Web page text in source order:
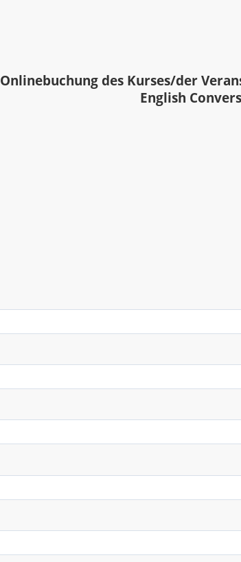
Onlinebuchung des Kurses/der
English